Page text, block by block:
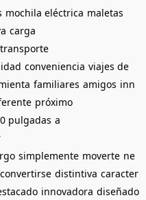
mochila eléctrica maletas
carga
transporte
conveniencia viajes de
familiares amigos inn
próximo
pulgadas a
simplemente moverte ne
convertirse distintiva caracter
innovadora diseñado